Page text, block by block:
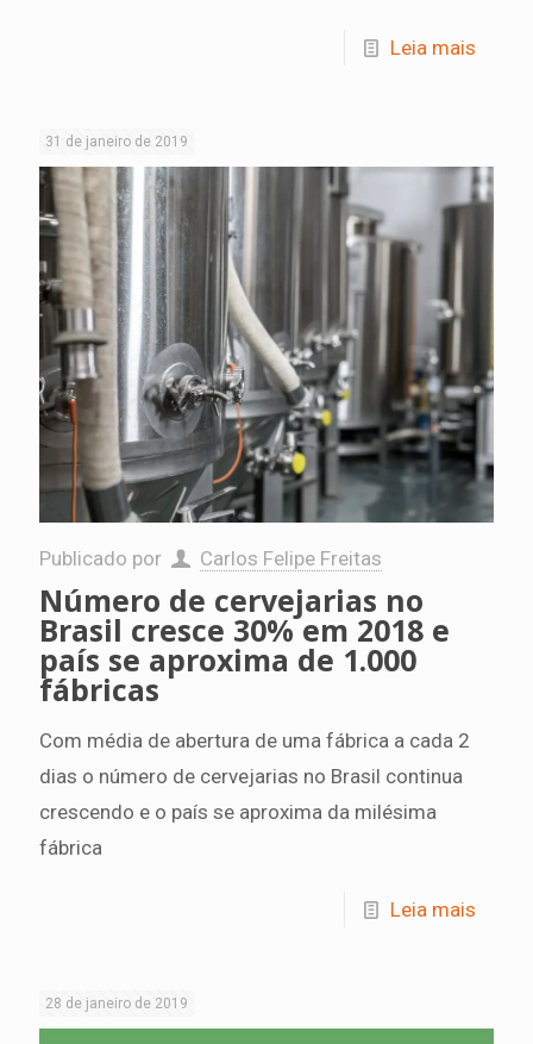
Leia mais
31 de janeiro de 2019
Publicado por Carlos Felipe Freitas
Número de cervejarias no
Brasil cresce 30% em 2018 e
país se aproxima de 1.000
fábricas
Com média de abertura de uma fábrica a cada 2
dias o número de cervejarias no Brasil continua
crescendo e o país se aproxima da milésima
fábrica
Leia mais
28 de janeiro de 2019